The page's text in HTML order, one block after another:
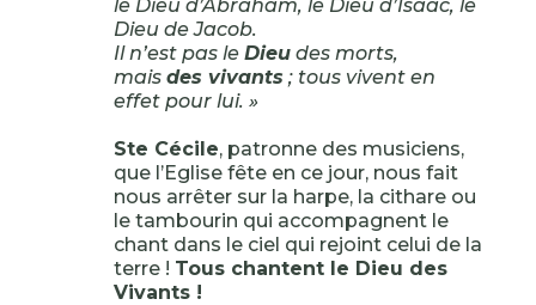
le Dieu d’Abraham, le Dieu d’Isaac, le
Dieu de Jacob.
Il n’est pas le Dieudes morts,
mais des vivants ; tous vivent en
effet pour lui. »
Ste Cécile, patronne des musiciens,
que l’Eglise fête en ce jour, nous fait
nous arrêter sur la harpe, la cithare ou
le tambourin qui accompagnent le
chant dans le ciel qui rejoint celui de la
terre ! Tous chantent le Dieu des
Vivants !